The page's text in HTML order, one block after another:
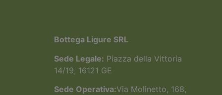
Bottega Ligure SRL
Sede Legale: Piazza della Vittoria
14/19, 16121 GE
Sede Operativa:Via Molinetto, 168,